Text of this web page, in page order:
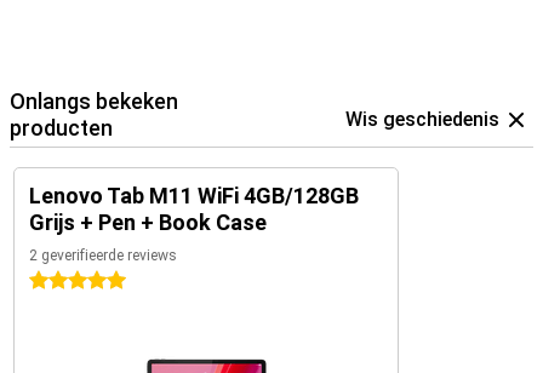
Onlangs bekeken
producten
Wis geschiedenis
Lenovo Tab M11 WiFi 4GB/128GB
Grijs + Pen + Book Case
2 geverifieerde reviews
5 sterren